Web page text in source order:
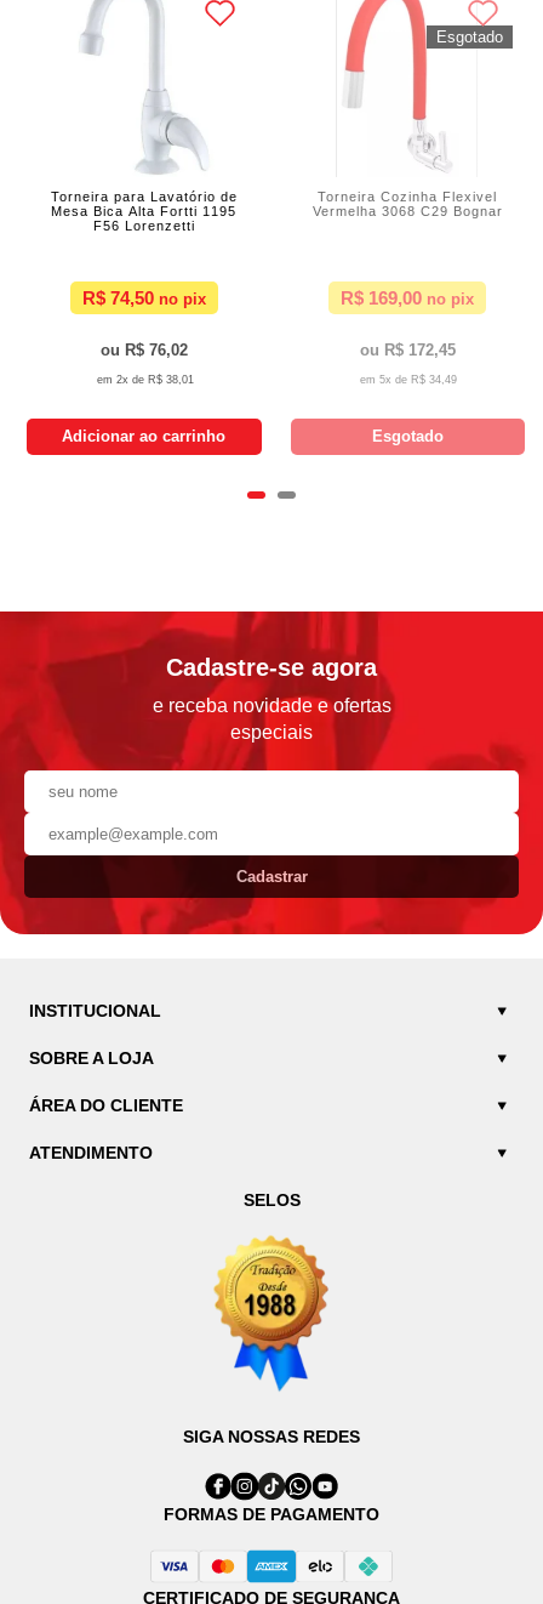
Torneira para Lavatório de
Mesa Bica Alta Fortti 1195
F56 Lorenzetti
R$ 74,50
R$ 76,02
2x de R$ 38,01
Adicionar ao carrinho
Torneira Cozinha Flexivel
Vermelha 3068 C29 Bognar
R$ 169,00
R$ 172,45
5x de R$ 34,49
Esgotado
Cadastre-se agora
e receba novidade e ofertas
especiais
Cadastrar
INSTITUCIONAL
SOBRE A LOJA
ÁREA DO CLIENTE
ATENDIMENTO
SELOS
SIGA NOSSAS REDES
FORMAS DE PAGAMENTO
CERTIFICADO DE SEGURANÇA